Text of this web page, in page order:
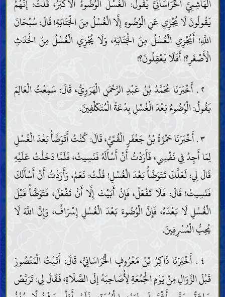
الْهَاشِمِيَّ الْخُرَاسَانِيَّ يَقُولُ: الْغُسْلُ الْوُضُوءُ الْأَكْبَرُ، قُلْتُ: إِنَّهُمْ
يَقُولُونَ لَا يُجْزِي عَنِ الْوُضُوءِ إِلَّا الْغُسْلُ مِنَ الْجَنَابَةِ! قَالَ: سُبْحَانَ
اللَّهِ! أَيُجْزِي الْغُسْلُ مِنَ الْجَنَابَةِ، وَلَا يُجْزِي الْغُسْلُ مِنَ الْحَدَثِ
الْأَصْغَرِ؟! أَفَلَا يَعْقِلُونَ؟!
٢ . أَخْبَرَنَا مُحَمَّدُ بْنُ عَبْدِ الرَّحْمَنِ الْهَرَوِيُّ، قَالَ: سَمِعْتُ الْعَالِمَ
يَقُولُ: الْوُضُوءُ بَعْدَ الْغُسْلِ بِدْعَةُ الْمُتَكَلِّفِينَ.
٣ . أَخْبَرَنَا حَمْزَةُ بْنُ جَعْفَرٍ الْقُمِّيُّ، قَالَ: كُنْتُ أَتَوَضَّأُ بَعْدَ الْغُسْلِ
لِمَا أَجِدُ فِي نَفْسِي، فَأَرَدْتُ أَنْ أَسْأَلَهُ فَنَسِيتُ، فَلَمَّا دَخَلْتُ عَلَيْهِ
قَالَ لِي: لَعَلَّكَ تَتَوَضَّأُ بَعْدَ الْغُسْلِ! قُلْتُ: نَعَمْ، وَأَرَدْتُ أَنْ أَسْأَلَكَ
فَنَسِيتُ! قَالَ: فَلَا تَفْعَلْ، فَإِنْ أَبَيْتَ إِلَّا أَنْ تَفْعَلَ، فَتَوَضَّأْ قَبْلَ
الْغُسْلِ لَا بَعْدَهُ، فَإِنَّ الْوُضُوءَ بَعْدَ الْغُسْلِ إِسْرَافٌ، وَإِنَّ اللَّهَ لَا
يُحِبُّ الْمُسْرِفِينَ.
٤ . أَخْبَرَنَا ذَاكِرُ بْنُ مَعْرُوفٍ الْخُرَاسَانِيُّ، قَالَ: أَتَيْتُ الْمَنْصُورَ
قَبْلَ الزَّوَالِ مِنْ يَوْمِ الْجُمُعَةِ لِأُصَاحِبَهُ إِلَى الصَّلَاةِ، فَقَالَ لِي: تَرَبَّصْ
المقدّمات